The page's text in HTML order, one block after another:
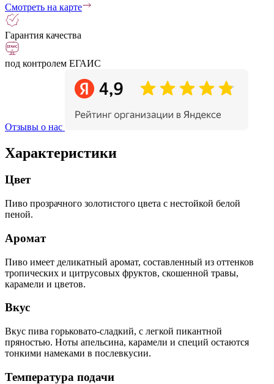
Смотреть на карте
Гарантия качества
под контролем ЕГАИС
Отзывы о нас
Характеристики
Цвет
Пиво прозрачного золотистого цвета с нестойкой белой
пеной.
Аромат
Пиво имеет деликатный аромат, составленный из оттенков
тропических и цитрусовых фруктов, скошенной травы,
карамели и цветов.
Вкус
Вкус пива горьковато-сладкий, с легкой пикантной
пряностью. Ноты апельсина, карамели и специй остаются
тонкими намеками в послевкусии.
Температура подачи